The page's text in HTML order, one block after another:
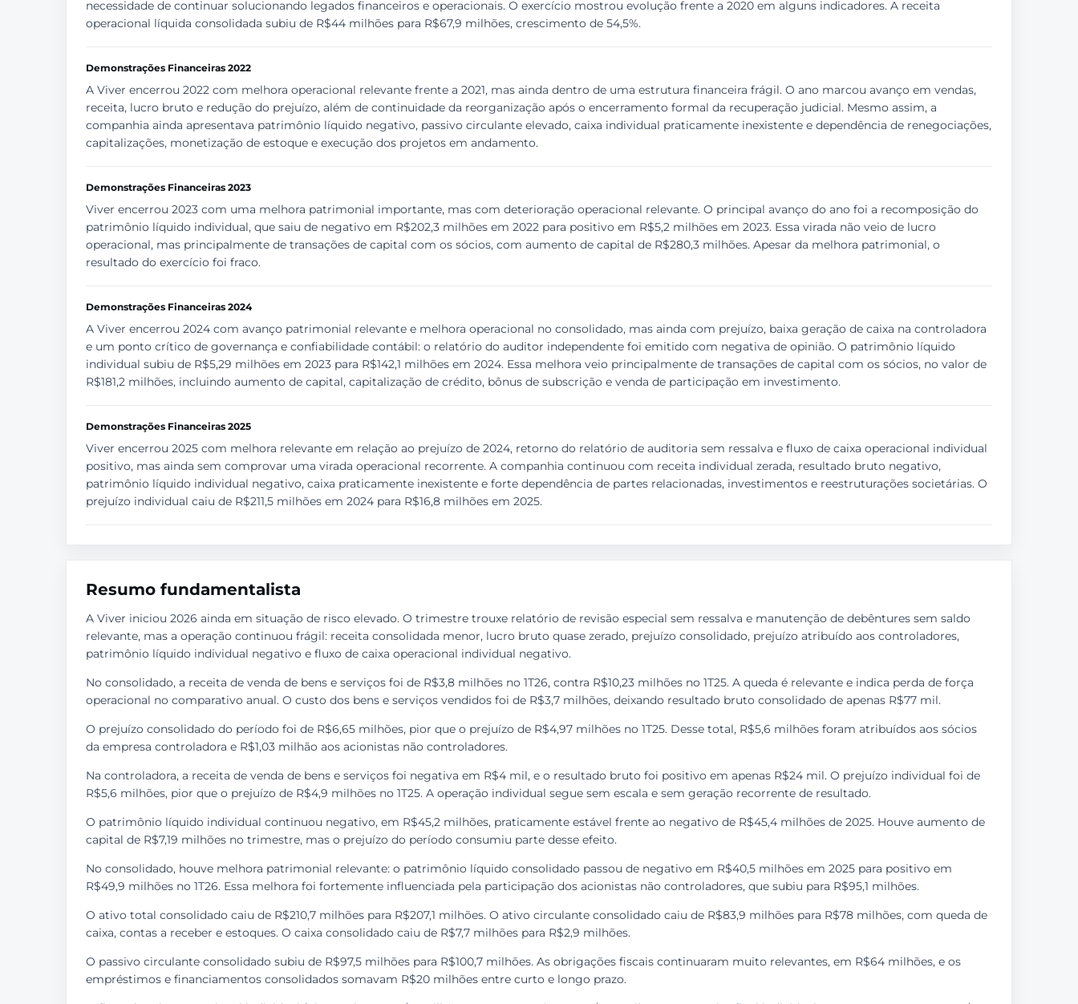
necessidade de continuar solucionando legados financeiros e operacionais. O exercício mostrou evolução frente a 2020 em alguns indicadores. A receita
operacional líquida consolidada subiu de R$44 milhões para R$67,9 milhões, crescimento de 54,5%.
Demonstrações Financeiras 2022
A Viver encerrou 2022 com melhora operacional relevante frente a 2021, mas ainda dentro de uma estrutura financeira frágil. O ano marcou avanço em vendas,
receita, lucro bruto e redução do prejuízo, além de continuidade da reorganização após o encerramento formal da recuperação judicial. Mesmo assim, a
companhia ainda apresentava patrimônio líquido negativo, passivo circulante elevado, caixa individual praticamente inexistente e dependência de renegociações,
capitalizações, monetização de estoque e execução dos projetos em andamento.
Demonstrações Financeiras 2023
Viver encerrou 2023 com uma melhora patrimonial importante, mas com deterioração operacional relevante. O principal avanço do ano foi a recomposição do
patrimônio líquido individual, que saiu de negativo em R$202,3 milhões em 2022 para positivo em R$5,2 milhões em 2023. Essa virada não veio de lucro
operacional, mas principalmente de transações de capital com os sócios, com aumento de capital de R$280,3 milhões. Apesar da melhora patrimonial, o
resultado do exercício foi fraco.
Demonstrações Financeiras 2024
A Viver encerrou 2024 com avanço patrimonial relevante e melhora operacional no consolidado, mas ainda com prejuízo, baixa geração de caixa na controladora
e um ponto crítico de governança e confiabilidade contábil: o relatório do auditor independente foi emitido com negativa de opinião. O patrimônio líquido
individual subiu de R$5,29 milhões em 2023 para R$142,1 milhões em 2024. Essa melhora veio principalmente de transações de capital com os sócios, no valor de
R$181,2 milhões, incluindo aumento de capital, capitalização de crédito, bônus de subscrição e venda de participação em investimento.
Demonstrações Financeiras 2025
Viver encerrou 2025 com melhora relevante em relação ao prejuízo de 2024, retorno do relatório de auditoria sem ressalva e fluxo de caixa operacional individual
positivo, mas ainda sem comprovar uma virada operacional recorrente. A companhia continuou com receita individual zerada, resultado bruto negativo,
patrimônio líquido individual negativo, caixa praticamente inexistente e forte dependência de partes relacionadas, investimentos e reestruturações societárias. O
prejuízo individual caiu de R$211,5 milhões em 2024 para R$16,8 milhões em 2025.
Resumo fundamentalista
A Viver iniciou 2026 ainda em situação de risco elevado. O trimestre trouxe relatório de revisão especial sem ressalva e manutenção de debêntures sem saldo
relevante, mas a operação continuou frágil: receita consolidada menor, lucro bruto quase zerado, prejuízo consolidado, prejuízo atribuído aos controladores,
patrimônio líquido individual negativo e fluxo de caixa operacional individual negativo.
No consolidado, a receita de venda de bens e serviços foi de R$3,8 milhões no 1T26, contra R$10,23 milhões no 1T25. A queda é relevante e indica perda de força
operacional no comparativo anual. O custo dos bens e serviços vendidos foi de R$3,7 milhões, deixando resultado bruto consolidado de apenas R$77 mil.
O prejuízo consolidado do período foi de R$6,65 milhões, pior que o prejuízo de R$4,97 milhões no 1T25. Desse total, R$5,6 milhões foram atribuídos aos sócios
da empresa controladora e R$1,03 milhão aos acionistas não controladores.
Na controladora, a receita de venda de bens e serviços foi negativa em R$4 mil, e o resultado bruto foi positivo em apenas R$24 mil. O prejuízo individual foi de
R$5,6 milhões, pior que o prejuízo de R$4,9 milhões no 1T25. A operação individual segue sem escala e sem geração recorrente de resultado.
O patrimônio líquido individual continuou negativo, em R$45,2 milhões, praticamente estável frente ao negativo de R$45,4 milhões de 2025. Houve aumento de
capital de R$7,19 milhões no trimestre, mas o prejuízo do período consumiu parte desse efeito.
No consolidado, houve melhora patrimonial relevante: o patrimônio líquido consolidado passou de negativo em R$40,5 milhões em 2025 para positivo em
R$49,9 milhões no 1T26. Essa melhora foi fortemente influenciada pela participação dos acionistas não controladores, que subiu para R$95,1 milhões.
O ativo total consolidado caiu de R$210,7 milhões para R$207,1 milhões. O ativo circulante consolidado caiu de R$83,9 milhões para R$78 milhões, com queda de
caixa, contas a receber e estoques. O caixa consolidado caiu de R$7,7 milhões para R$2,9 milhões.
O passivo circulante consolidado subiu de R$97,5 milhões para R$100,7 milhões. As obrigações fiscais continuaram muito relevantes, em R$64 milhões, e os
empréstimos e financiamentos consolidados somavam R$20 milhões entre curto e longo prazo.